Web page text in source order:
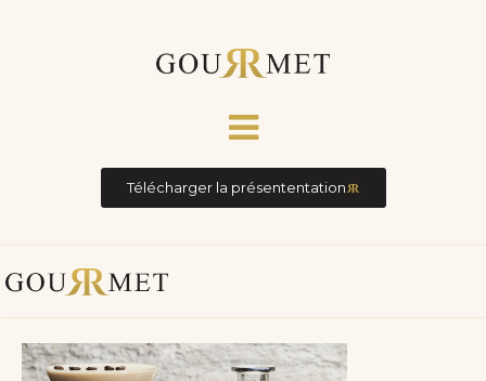
Télécharger la présententation